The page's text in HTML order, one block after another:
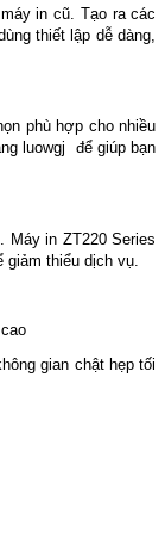
in cũ. Tạo ra các
thiết lập dễ dàng,
phù hợp cho nhiều
luowgj để giúp bạn
in ZT220 Series
thiểu dịch vụ.
gian chật hẹp tối